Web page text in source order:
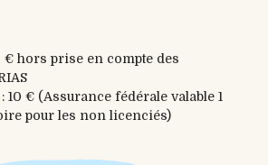
€ hors prise en compte des
10 € (Assurance fédérale valable 1
pour les non licenciés)